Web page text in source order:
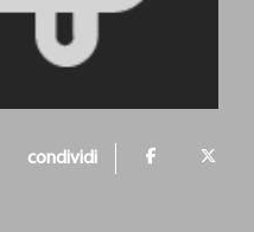
condividi